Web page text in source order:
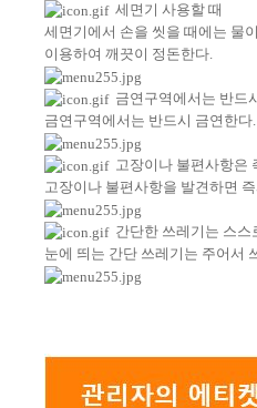
세면기 사용할 때
세면기에서 손을 씻을 때에는 물
이용하여 깨끗이 정돈한다.
금연구역에서는 반드
금연구역에서는 반드시 금연한다.
고장이나 불편사항은
고장이나 불편사항을 발견하면
간단한 쓰레기는 스스
눈에 띄는 간단 쓰레기는 주어서